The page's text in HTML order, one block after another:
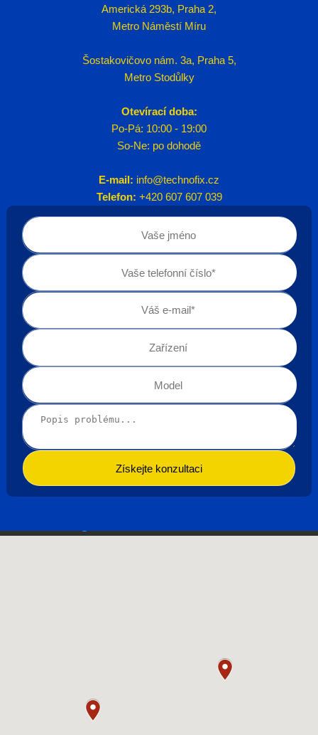
Americká 293b, Praha 2,
Metro Náměstí Míru
Šostakovičovo nám. 3a, Praha 5,
Metro Stodůlky
Otevírací doba:
Po-Pá: 10:00 - 19:00
So-Ne: po dohodě
E-mail: info@technofix.cz
Telefon: +420 607 607 039